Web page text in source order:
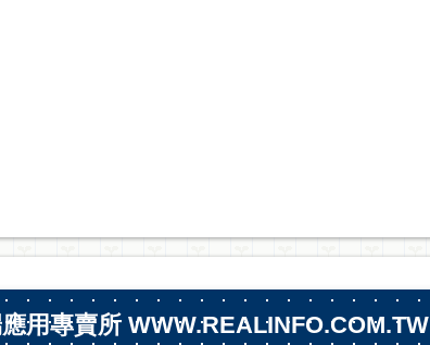
用專賣所 WWW.REALINFO.COM.TW